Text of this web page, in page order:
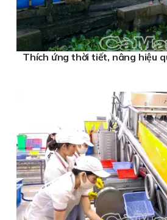
Thích ứng thời tiết, nâng hiệu